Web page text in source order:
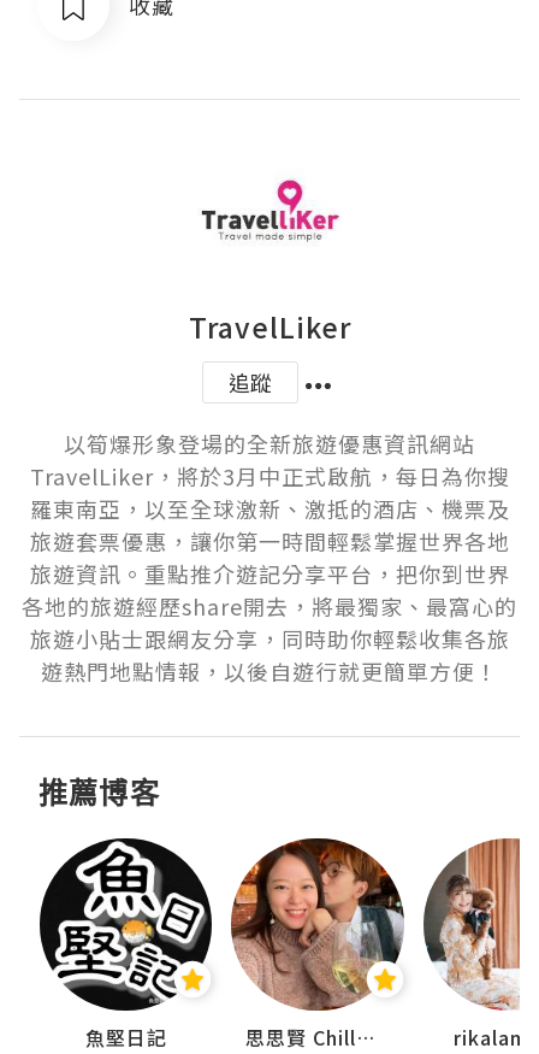
TravelLiker
追蹤
以筍爆形象登場的全新旅遊優惠資訊網站
TravelLiker，將於3月中正式啟航，每日為你搜
羅東南亞，以至全球激新、激抵的酒店、機票及
旅遊套票優惠，讓你第一時間輕鬆掌握世界各地
旅遊資訊。重點推介遊記分享平台，把你到世界
各地的旅遊經歷share開去，將最獨家、最窩心的
旅遊小貼士跟網友分享，同時助你輕鬆收集各旅
遊熱門地點情報，以後自遊行就更簡單方便！
推薦博客
魚堅日記 思思賢 ChillMyBabe